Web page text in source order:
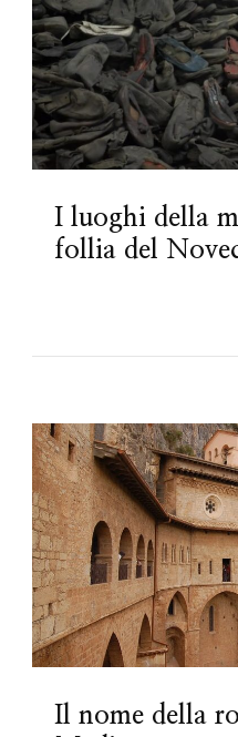
I luoghi della
follia del
Il nome della